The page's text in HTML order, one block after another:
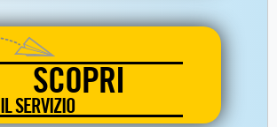
SCOPRI
IL SERVIZIO